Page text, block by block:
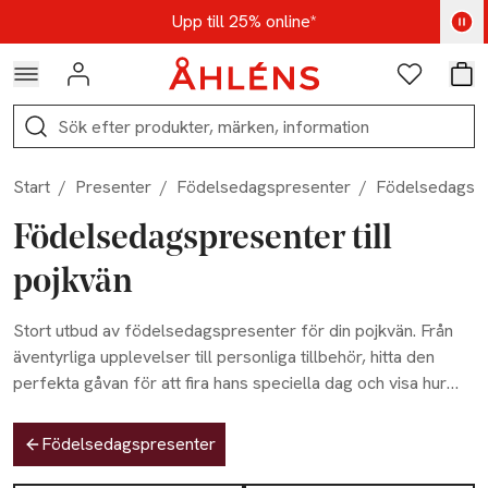
Hoppa till navigationsmenynUpp till 25% online*
Kod: AUG25 - Shoppa nu
Logga in Favoriter
Sök
Start / Presenter / Födelsedagspresenter /
Födelsedagspresenter till
pojkvän
Stort utbud av födelsedagspresenter för din pojkvän. Från
äventyrliga upplevelser till personliga tillbehör, hitta den
perfekta gåvan för att fira hans speciella dag och visa hur
Hoppa till produktsidan
Födelsedagspresenter
Hoppa till produktsidan
Lista över produkter